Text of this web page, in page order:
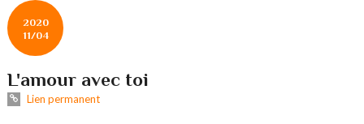
2020
11/04
L'amour avec toi
Lien permanent